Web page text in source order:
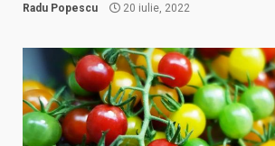
Radu Popescu 20 iulie, 2022